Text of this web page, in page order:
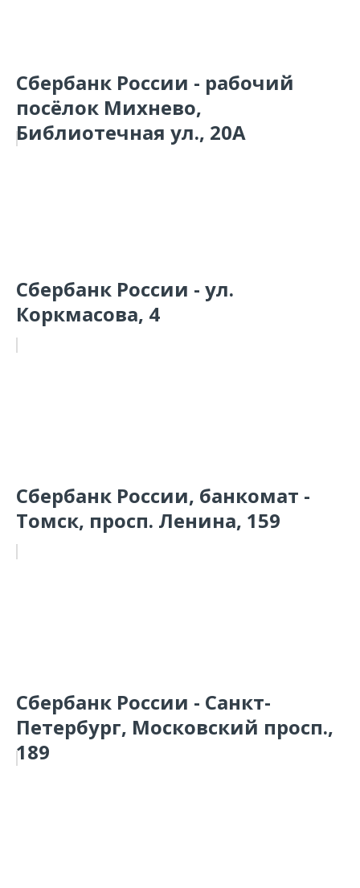
Сбербанк России - рабочий
посёлок Михнево,
Библиотечная ул., 20А
Сбербанк России - ул.
Коркмасова, 4
Сбербанк России, банкомат -
Томск, просп. Ленина, 159
Сбербанк России - Санкт-
Петербург, Московский просп.,
189